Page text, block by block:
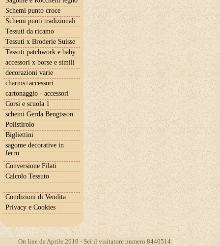
Schemi punto croce
Schemi punti tradizionali
Tessuti da ricamo
Tessuti x Broderie Suisse
Tessuti patchwork e baby
accessori x borse e simili
decorazioni varie
charms+accessori
cartonaggio - accessori
Corsi e scuola 1
schemi Gerda Bengtsson
Polistirolo
Bigliettini
sagome decorative in
ferro
Conversione Filati
Calcolo Tessuto
Condizioni di Vendita
Privacy e Cookies
On line da Aprile 2010 - Sei il visitatore numero 8440514